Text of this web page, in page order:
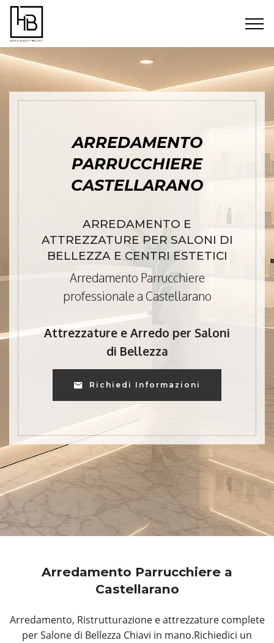
ARREDAMENTO
PARRUCCHIERE
CASTELLARANO
ARREDAMENTO E
ATTREZZATURE PER SALONI DI
BELLEZZA E CENTRI ESTETICI
Arredamento Parrucchiere
professionale a Castellarano
Attrezzature e Arredo per Saloni
di Bellezza
Richiedi Informazioni
Arredamento Parrucchiere a
Castellarano
Arredamento, Ristrutturazione e attrezzature complete
per Salone di Bellezza Chiavi in mano.Richiedici un